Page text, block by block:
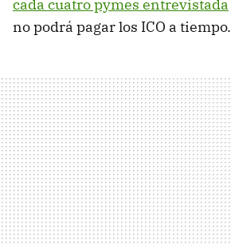
cada cuatro pymes entrevistada
no podrá pagar los ICO a tiempo.